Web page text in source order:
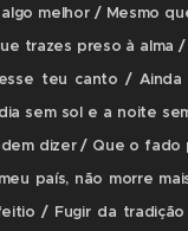
melhor / Mesmo
trazes preso à alma
teu canto /
sem sol e a noite
dizer / Que o fado
país, não morre
/ Fugir da